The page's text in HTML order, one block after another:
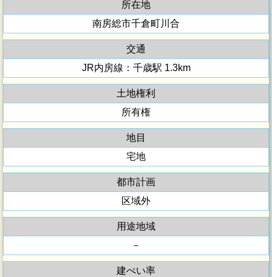
所在地
南房総市千倉町川合
交通
JR内房線：千歳駅 1.3km
土地権利
所有権
地目
宅地
都市計画
区域外
用途地域
－
建ぺい率